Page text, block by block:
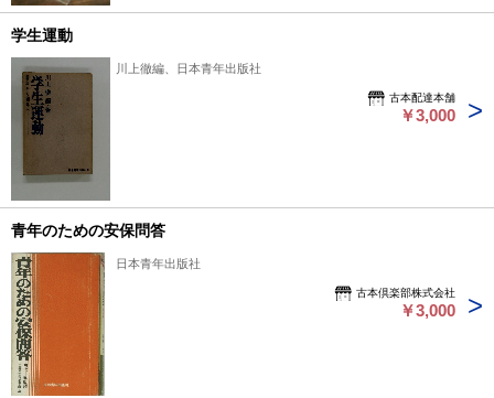
学生運動
川上徹編、日本青年出版社
古本配達本舗
￥3,000
青年のための安保問答
日本青年出版社
古本倶楽部株式会社
￥3,000